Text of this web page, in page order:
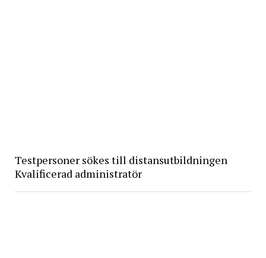
Testpersoner sökes till distansutbildningen
Kvalificerad administratör